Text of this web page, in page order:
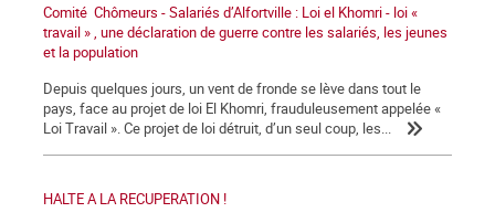
Comité Chômeurs - Salariés d’Alfortville : Loi el Khomri - loi «
travail » , une déclaration de guerre contre les salariés, les jeunes
et la population
Depuis quelques jours, un vent de fronde se lève dans tout le
pays, face au projet de loi El Khomri, frauduleusement appelée «
Loi Travail ». Ce projet de loi détruit, d’un seul coup, les...
HALTE A LA RECUPERATION !